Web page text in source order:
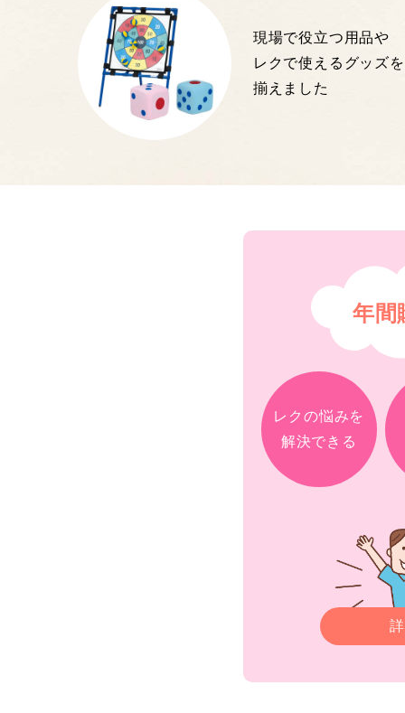
現場で役立つ用品や
レクで使えるグッズを
揃えました
年間
レクの悩みを
解決できる